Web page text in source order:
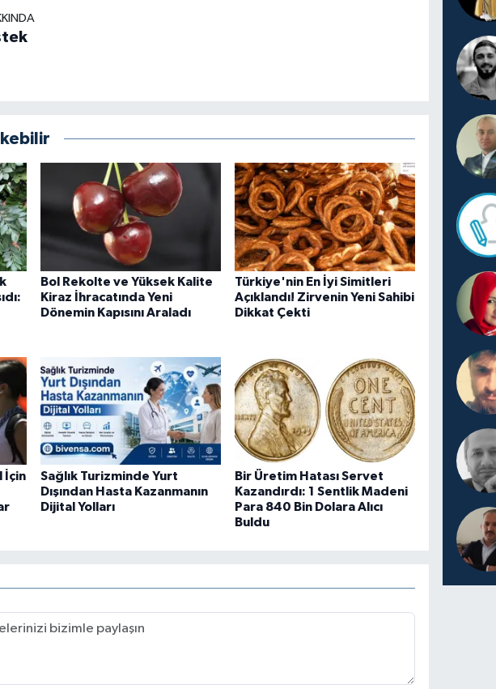
Bol Rekolte ve Yüksek Kalite
Kiraz İhracatında Yeni
Dönemin Kapısını Araladı
Türkiye'nin En İyi Simitleri
Açıklandı! Zirvenin Yeni Sahibi
Dikkat Çekti
İçin
Sağlık Turizminde Yurt
Dışından Hasta Kazanmanın
Dijital Yolları
Bir Üretim Hatası Servet
Kazandırdı: 1 Sentlik Madeni
Para 840 Bin Dolara Alıcı
Buldu